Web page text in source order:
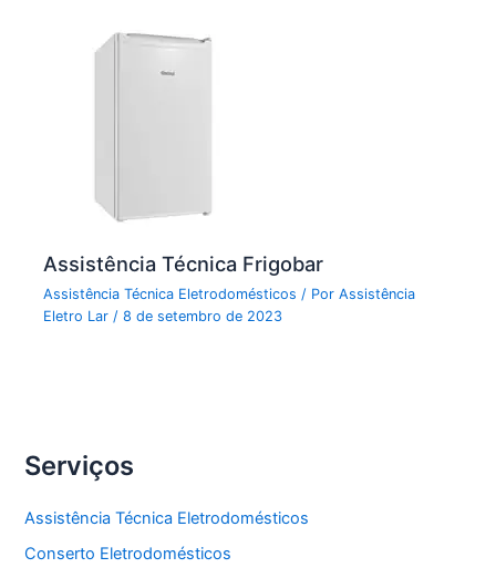
Assistência Técnica Frigobar
Assistência Técnica Eletrodomésticos / PorAssistência
Eletro Lar/8 de setembro de 2023
Serviços
Assistência Técnica Eletrodomésticos
Conserto Eletrodomésticos